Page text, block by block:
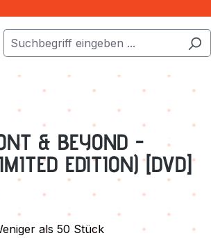
enthält 0 Positionen. Der
& BEYOND -
EDITION) [DVD]
als 50 Stück